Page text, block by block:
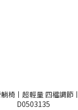
椅丨超輕量 四檔調節丨
D0503135